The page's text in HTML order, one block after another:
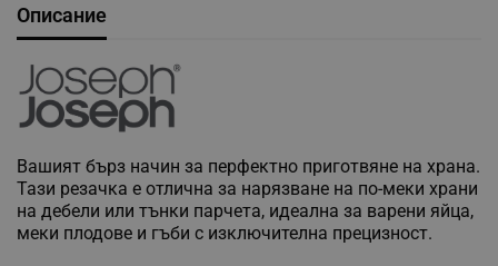
Описание
Вашият бърз начин за перфектно приготвяне на храна.
Тази резачка е отлична за нарязване на по-меки храни
на дебели или тънки парчета, идеална за варени яйца,
меки плодове и гъби с изключителна прецизност.